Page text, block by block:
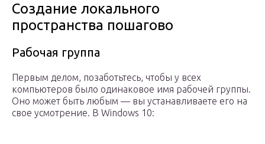
Создание локального
пространства пошагово
Рабочая группа
Первым делом, позаботьтесь, чтобы у всех
компьютеров было одинаковое имя рабочей группы.
Оно может быть любым — вы устанавливаете его на
свое усмотрение. В Windows 10: